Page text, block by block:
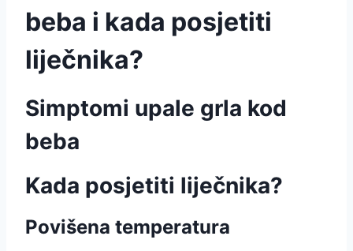
beba i kada posjetiti
liječnika?
Simptomi upale grla kod
beba
Kada posjetiti liječnika?
Povišena temperatura